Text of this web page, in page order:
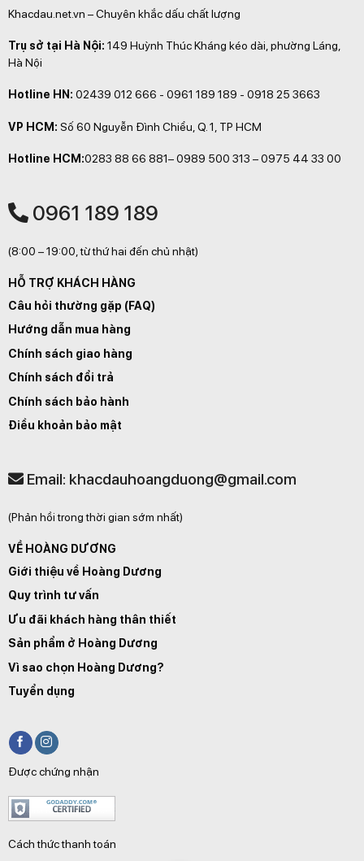
Khacdau.net.vn – Chuyên khắc dấu chất lượng
Trụ sở tại Hà Nội: 149 Huỳnh Thúc Kháng kéo dài, phường Láng,
Hà Nội
Hotline HN: 02439 012 666 - 0961 189 189 - 0918 25 3663
VP HCM: Số 60 Nguyễn Đình Chiểu, Q. 1, TP HCM
Hotline HCM:0283 88 66 881– 0989 500 313 – 0975 44 33 00
0961 189 189
(8:00 – 19:00, từ thứ hai đến chủ nhật)
HỖ TRỢ KHÁCH HÀNG
Câu hỏi thường gặp (FAQ)
Hướng dẫn mua hàng
Chính sách giao hàng
Chính sách đổi trả
Chính sách bảo hành
Điều khoản bảo mật
Email: khacdauhoangduong@gmail.com
(Phản hồi trong thời gian sớm nhất)
VỀ HOÀNG DƯƠNG
Giới thiệu về Hoàng Dương
Quy trình tư vấn
Ưu đãi khách hàng thân thiết
Sản phẩm ở Hoàng Dương
Vì sao chọn Hoàng Dương?
Tuyển dụng
Được chứng nhận
Cách thức thanh toán